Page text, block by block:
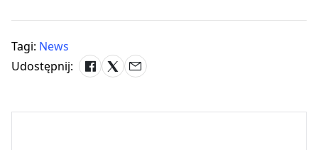
Tagi: News
Udostępnij: